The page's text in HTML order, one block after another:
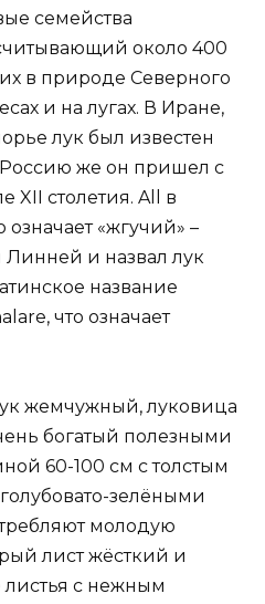
семейства
около 400
в природе Северного
и на лугах. В Иране,
лук был известен
же он пришел с
XII столетия. All в
означает «жгучий» –
и назвал лук
название
что означает
жемчужный, луковица
богатый полезными
60-100 см с толстым
зелёными
молодую
лист жёсткий и
с нежным